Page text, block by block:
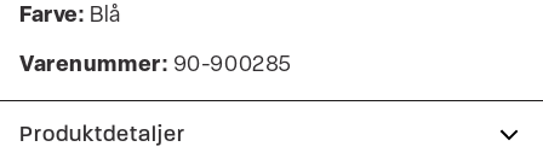
Farve: Blå
Varenummer: 90-900285
Produktdetaljer